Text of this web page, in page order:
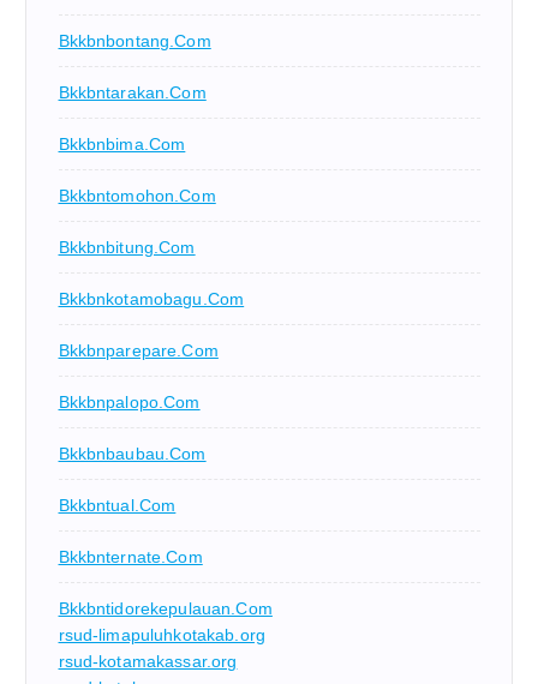
Bkkbnbontang.com
Bkkbntarakan.com
Bkkbnbima.com
Bkkbntomohon.com
Bkkbnbitung.com
Bkkbnkotamobagu.com
Bkkbnparepare.com
Bkkbnpalopo.com
Bkkbnbaubau.com
Bkkbntual.com
Bkkbnternate.com
Bkkbntidorekepulauan.com
rsud-limapuluhkotakab.org
rsud-kotamakassar.org